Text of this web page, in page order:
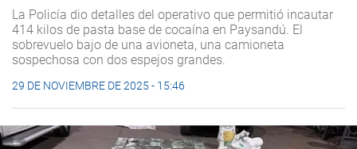
La Policía dio detalles del operativo que permitió incautar
414 kilos de pasta base de cocaína en Paysandú. El
sobrevuelo bajo de una avioneta, una camioneta
sospechosa con dos espejos grandes.
29 DE NOVIEMBRE DE 2025 - 15:46